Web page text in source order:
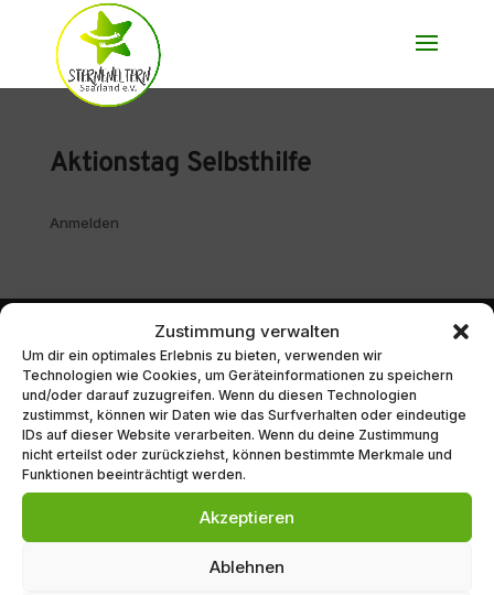
Zustimmung verwalten
Um dir ein optimales Erlebnis zu bieten, verwenden wir
Technologien wie Cookies, um Geräteinformationen zu speichern
und/oder darauf zuzugreifen. Wenn du diesen Technologien
zustimmst, können wir Daten wie das Surfverhalten oder eindeutige
IDs auf dieser Website verarbeiten. Wenn du deine Zustimmung
nicht erteilst oder zurückziehst, können bestimmte Merkmale und
Funktionen beeinträchtigt werden.
Akzeptieren
Ablehnen
Aktionstag Selbsthilfe
Anmelden
IMPRESSUM
DATENSCHUTZ
WIR BEI YOUTUBE
© SternenEltern Saarland e.V. | Diese Webseite wurde mit
Herz gemacht und gespendet von
kommunikaton thom UG